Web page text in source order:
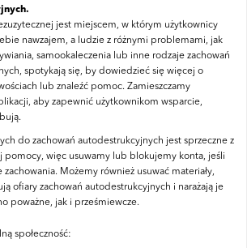
jest miejscem, w którym użytkownicy
nawzajem, a ludzie z różnymi problemami, jak
samookaleczenia lub inne rodzaje zachowań
spotykają się, by dowiedzieć się więcej o
lub znaleźć pomoc. Zamieszczamy
aby zapewnić użytkownikom wsparcie,
do zachowań autodestrukcyjnych jest sprzeczne z
pomocy, więc usuwamy lub blokujemy konta, jeśli
zachowania. Możemy również usuwać materiały,
ofiary zachowań autodestrukcyjnych i narażają je
poważne, jak i prześmiewcze.
społeczność: